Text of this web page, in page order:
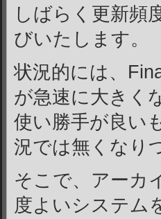
しばらく更新頻
びいたします。
状況的には、
が急速に大きく
使い勝手が良い
況では無くなり
そこで、アーカ
度よいシステム